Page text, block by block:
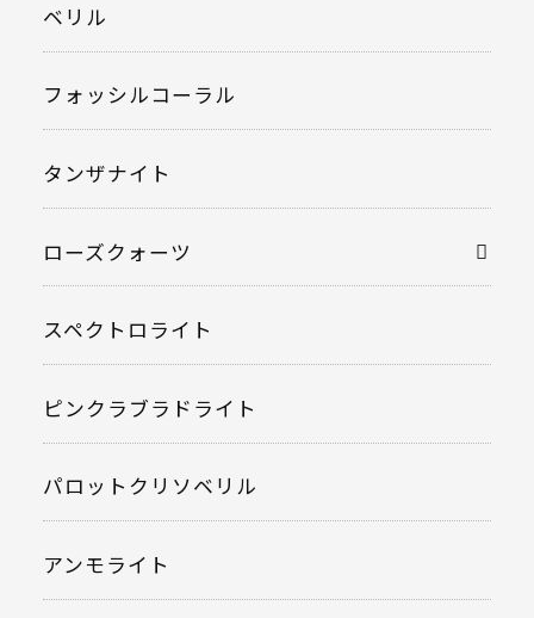
ベリル
フォッシルコーラル
タンザナイト
ローズクォーツ
スペクトロライト
ピンクラブラドライト
パロットクリソベリル
アンモライト